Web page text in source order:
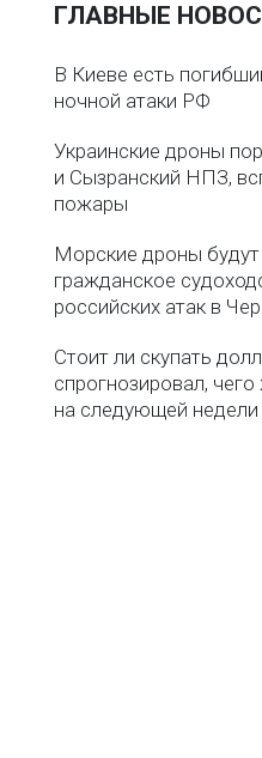
ГЛАВНЫЕ
В Киеве есть
ночной атаки РФ
Украинские дроны
и Сызранский НПЗ,
пожары
Морские дроны
гражданское
российских атак в
Стоит ли скупать
спрогнозировал,
на следующей недели